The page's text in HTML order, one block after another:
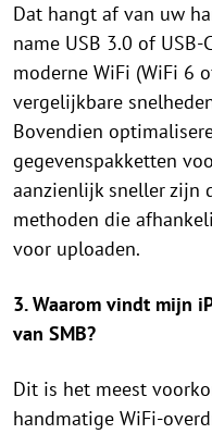
Dat hangt af van uw
name USB 3.0 of USB-
moderne WiFi (WiFi 6
vergelijkbare
Bovendien
gegevenspakketten
aanzienlijk sneller zijn
methoden die
voor uploaden.
3. Waarom vindt mijn
van SMB?
Dit is het meest
handmatige WiFi-